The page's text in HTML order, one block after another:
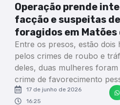
Operação prende
facção e suspeitas
foragidos em Matões
Entre os presos, estão dois
pelos crimes de roubo e
deles, duas mulheres
crime de favorecimento
17 de junho de 2026
16:25